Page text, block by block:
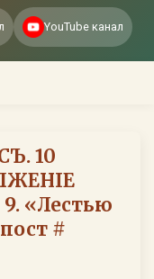
YouTube канал
10
«Лестью
#